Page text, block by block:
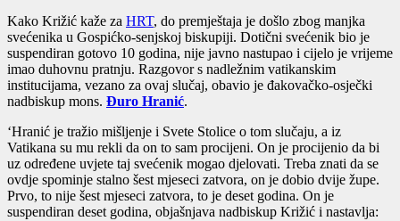
Kako Križić kaže za HRT, do premještaja je došlo zbog manjka
svećenika u Gospićko-senjskoj biskupiji. Dotični svećenik bio je
suspendiran gotovo 10 godina, nije javno nastupao i cijelo je vrijeme
imao duhovnu pratnju. Razgovor s nadležnim vatikanskim
institucijama, vezano za ovaj slučaj, obavio je đakovačko-osječki
nadbiskup mons. Đuro Hranić.
‘Hranić je tražio mišljenje i Svete Stolice o tom slučaju, a iz
Vatikana su mu rekli da on to sam procijeni. On je procijenio da bi
uz određene uvjete taj svećenik mogao djelovati. Treba znati da se
ovdje spominje stalno šest mjeseci zatvora, on je dobio dvije župe.
Prvo, to nije šest mjeseci zatvora, to je deset godina. On je
suspendiran deset godina, objašnjava nadbiskup Križić i nastavlja: